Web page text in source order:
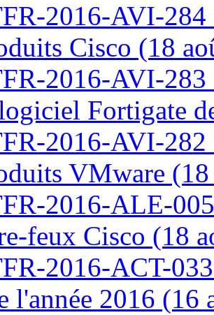
2016-AVI-
Cisco (18
2016-AVI-
Fortigate
2016-AVI-
VMware
2016-ALE-
feux Cisco (18
2016-ACT-
l'année 2016 (16